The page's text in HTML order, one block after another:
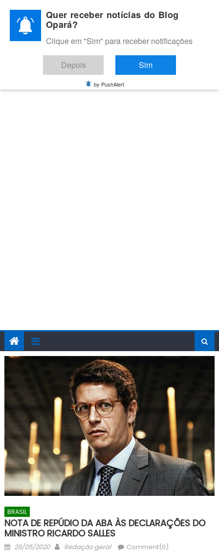
content
BLOG OPARÁ
Melhores notícias de Juazeiro, Petrolina e do Vale do São
Francisco
BRASIL
NOTA DE REPÚDIO DA ABA ÀS DECLARAÇÕES DO
MINISTRO RICARDO SALLES
Posted
28/05/2020 Author
Redação geral Comment(0)
Quer receber notícias do Blog
Opará?
Clique em "Sim" para receber notificações
Depois Sim
by PushAlert